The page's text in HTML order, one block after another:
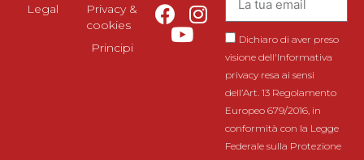
Legal
Privacy &
cookies
Principi
Dichiaro di aver preso
visione dell'Informativa
privacy resa ai sensi
dell’Art. 13 Regolamento
Europeo 679/2016, in
conformità con la Legge
Federale sulla Protezione